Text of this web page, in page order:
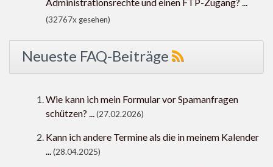
Administrationsrechte und einen FTP-Zugang? ...
(32767x gesehen)
Neueste FAQ-Beiträge
Wie kann ich mein Formular vor Spamanfragen
schützen? ...(27.02.2026)
Kann ich andere Termine als die in meinem Kalender
...(28.04.2025)